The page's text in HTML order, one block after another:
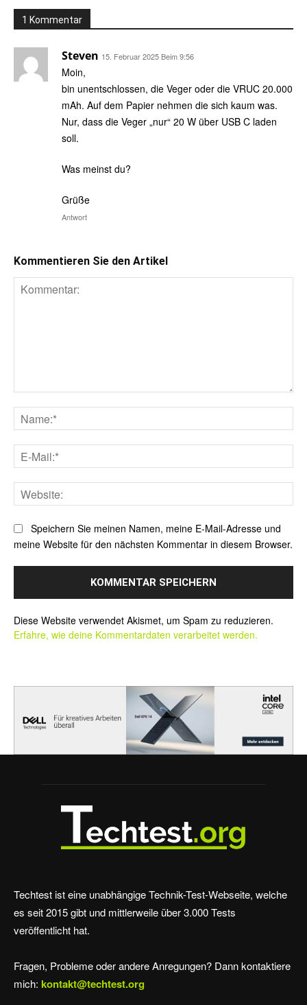
1 Kommentar
Steven 15. Februar 2025 Beim 9:56
Moin,
bin unentschlossen, die Veger oder die VRUC 20.000
mAh. Auf dem Papier nehmen die sich kaum was.
Nur, dass die Veger „nur“ 20 W über USB C laden
soll.
Was meinst du?
Grüße
Antwort
Kommentieren Sie den Artikel
Speichern Sie meinen Namen, meine E-Mail-Adresse und
meine Website für den nächsten Kommentar in diesem Browser.
Diese Website verwendet Akismet, um Spam zu reduzieren.
Erfahre, wie deine Kommentardaten verarbeitet werden.
Techtest ist eine unabhängige Technik-Test-Webseite, welche
es seit 2015 gibt und mittlerweile über 3.000 Tests
veröffentlicht hat.
Fragen, Probleme oder andere Anregungen? Dann kontaktiere
mich: kontakt@techtest.org